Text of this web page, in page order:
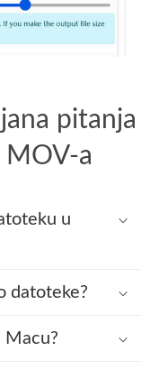
pitanja
a
u
datoteke?
Macu?